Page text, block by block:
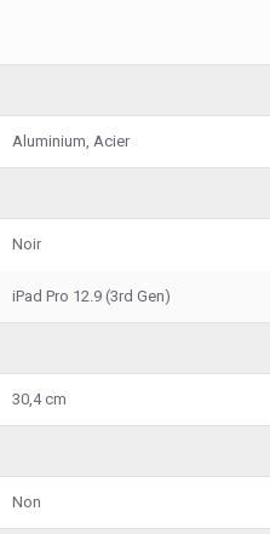
Aluminium, Acier
Noir
iPad Pro 12.9 (3rd Gen)
30,4 cm
Non